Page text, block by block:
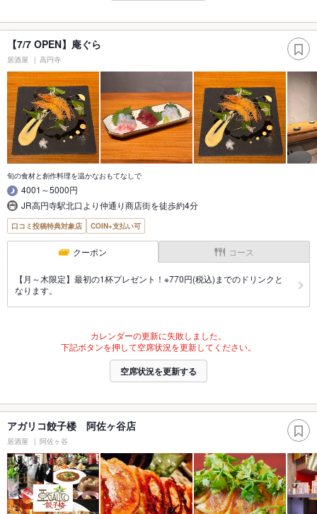
【7/7 OPEN】庵ぐら
居酒屋 高円寺
旬の食材と創作料理を温かなおもてなしで
4001～5000円
JR高円寺駅北口より仲通り商店街を徒歩約4分
口コミ投稿特典対象店 COIN+支払い可
クーポン コース
【月～木限定】最初の1杯プレゼント！※770円(税込)までのドリンクと
なります。
カレンダーの更新に失敗しました。
下記ボタンを押して空席状況を更新してください。
空席状況を更新する
アガリコ餃子楼 阿佐ヶ谷店
居酒屋 阿佐ヶ谷